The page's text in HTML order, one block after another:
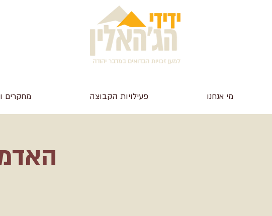
למען זכויות הבדואים במדבר יהודה
מי אנחנו פעילויות הקבוצה מחקרים